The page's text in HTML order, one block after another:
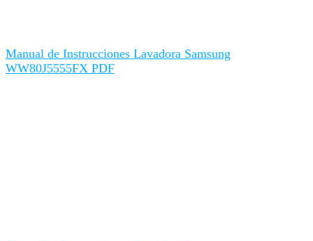
Manual de Instrucciones Lavadora Samsung
WW80J5555FX PDF